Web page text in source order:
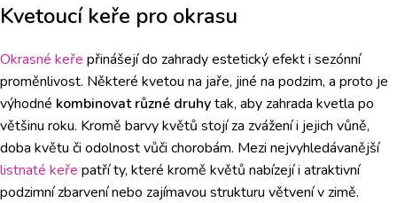
Kvetoucí keře pro okrasu
Okrasné keře přinášejí do zahrady estetický efekt i sezónní
proměnlivost. Některé kvetou na jaře, jiné na podzim, a proto je
výhodné kombinovat různé druhytak, aby zahrada kvetla po
většinu roku. Kromě barvy květů stojí za zvážení i jejich vůně,
doba květu či odolnost vůči chorobám. Mezi nejvyhledávanější
listnaté keře patří ty, které kromě květů nabízejí i atraktivní
podzimní zbarvení nebo zajímavou strukturu větvení v zimě.